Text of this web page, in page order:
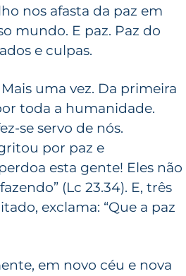
nos afasta da paz em
mundo. E paz. Paz do
e culpas.
uma vez. Da primeira
toda a humanidade.
se servo de nós.
por paz e
esta gente! Eles não
(Lc 23.34). E, três
exclama: “Que a paz
em novo céu e nova